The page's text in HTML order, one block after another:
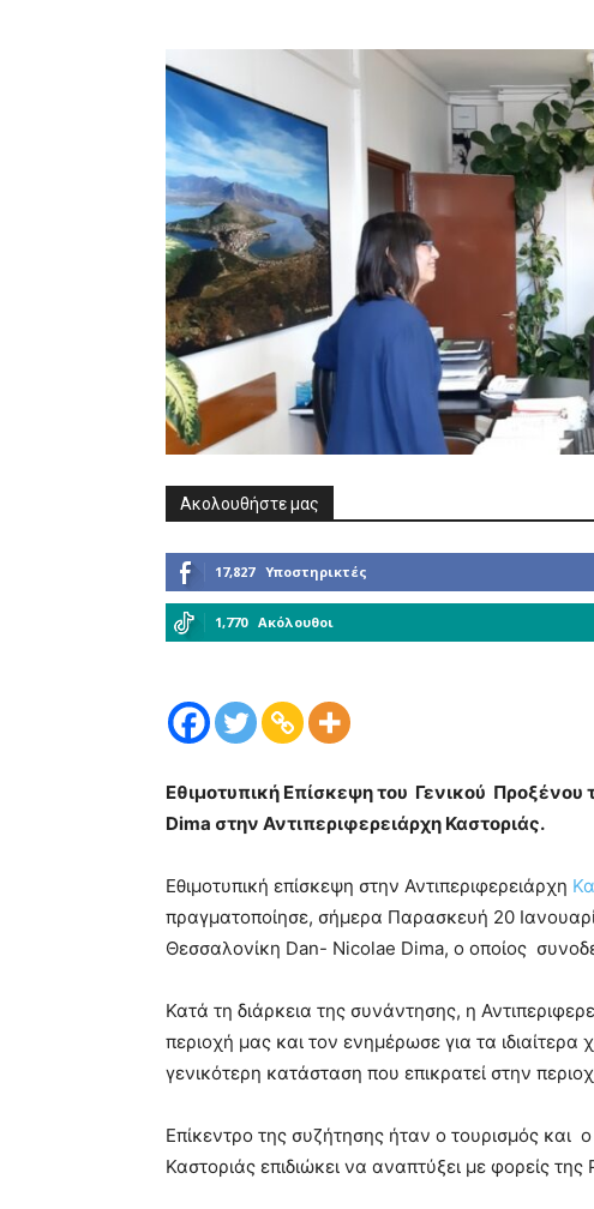
Ακολουθήστε μας
17,827 Υποστηρικτές
1,770 Ακόλουθοι
Εθιμοτυπική Επίσκεψη του Γενικού
Dima στην Αντιπεριφερειάρχη Καστοριάς.
Εθιμοτυπική επίσκεψη στην Αντιπεριφερειάρχη
πραγματοποίησε, σήμερα Παρασκευή 20
Θεσσαλονίκη Dan- Nicolae Dima, ο οποίος
Κατά τη διάρκεια της συνάντησης, η
περιοχή μας και τον ενημέρωσε για τα ιδιαίτερα
γενικότερη κατάσταση που επικρατεί στην
Επίκεντρο της συζήτησης ήταν ο τουρισμός και
Καστοριάς επιδιώκει να αναπτύξει με φορείς της